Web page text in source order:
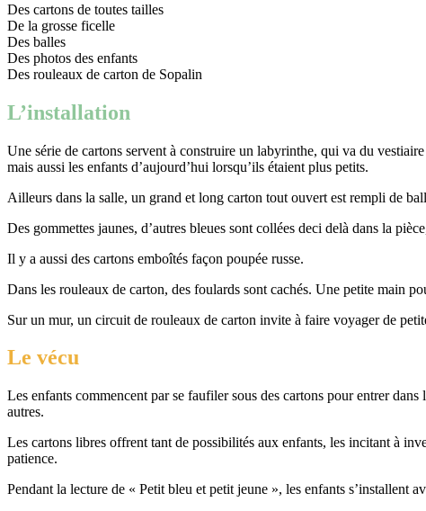
Des cartons de toutes tailles
De la grosse ficelle
Des balles
Des photos des enfants
Des rouleaux de carton de Sopalin
L’installation
Une série de cartons servent à construire un labyrinthe, qui va du
mais aussi les enfants d’aujourd’hui lorsqu’ils étaient plus petits.
Ailleurs dans la salle, un grand et long carton tout ouvert est rempli de
Des gommettes jaunes, d’autres bleues sont collées deci delà dans la
Il y a aussi des cartons emboîtés façon poupée russe.
Dans les rouleaux de carton, des foulards sont cachés. Une petite main
Sur un mur, un circuit de rouleaux de carton invite à faire voyager de
Le vécu
Les enfants commencent par se faufiler sous des cartons pour entrer
autres.
Les cartons libres offrent tant de possibilités aux enfants, les incitant à
patience.
Pendant la lecture de « Petit bleu et petit jeune », les enfants s’installent